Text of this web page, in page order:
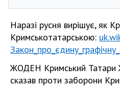
Наразі русня вирішує, як
Кримськотатарською:
ЖОДЕН Кримський
сказав проти заборони